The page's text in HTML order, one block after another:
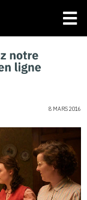
8 MARS 2016